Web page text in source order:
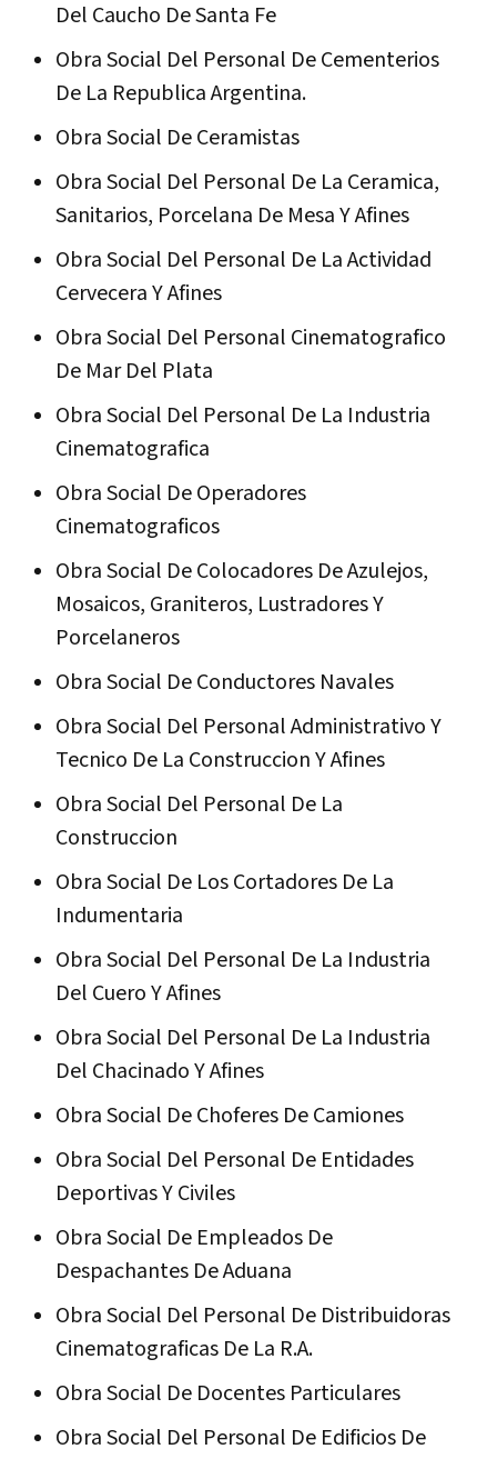
Del Caucho De Santa Fe
Obra Social Del Personal De Cementerios
De La Republica Argentina.
Obra Social De Ceramistas
Obra Social Del Personal De La Ceramica,
Sanitarios, Porcelana De Mesa Y Afines
Obra Social Del Personal De La Actividad
Cervecera Y Afines
Obra Social Del Personal Cinematografico
De Mar Del Plata
Obra Social Del Personal De La Industria
Cinematografica
Obra Social De Operadores
Cinematograficos
Obra Social De Colocadores De Azulejos,
Mosaicos, Graniteros, Lustradores Y
Porcelaneros
Obra Social De Conductores Navales
Obra Social Del Personal Administrativo Y
Tecnico De La Construccion Y Afines
Obra Social Del Personal De La
Construccion
Obra Social De Los Cortadores De La
Indumentaria
Obra Social Del Personal De La Industria
Del Cuero Y Afines
Obra Social Del Personal De La Industria
Del Chacinado Y Afines
Obra Social De Choferes De Camiones
Obra Social Del Personal De Entidades
Deportivas Y Civiles
Obra Social De Empleados De
Despachantes De Aduana
Obra Social Del Personal De Distribuidoras
Cinematograficas De La R.A.
Obra Social De Docentes Particulares
Obra Social Del Personal De Edificios De